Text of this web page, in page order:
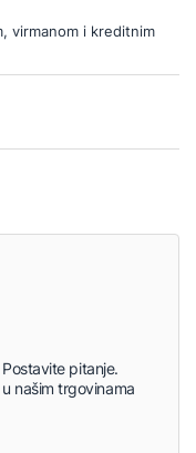
virmanom i kreditnim
pitanje.
našim trgovinama